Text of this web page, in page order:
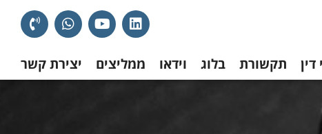
תקשורת בלוג וידאו ממליצים יצירת קשר